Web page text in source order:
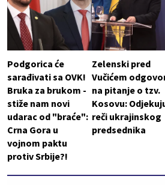
Podgorica će
sarađivati sa OVK!
Bruka za brukom -
stiže nam novi
udarac od "braće":
Crna Gora u
vojnom paktu
protiv Srbije?!
Zelenski pred
Vučićem
na pitanje o tzv.
Kosovu:
reči ukrajinskog
predsednika